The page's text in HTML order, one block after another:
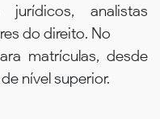
jurídicos, analistas
do direito. No
matrículas, desde
nível superior.